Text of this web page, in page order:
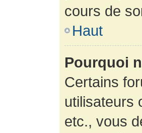
cours de
Haut
Pourquoi
Certains
utilisateurs
etc., vous